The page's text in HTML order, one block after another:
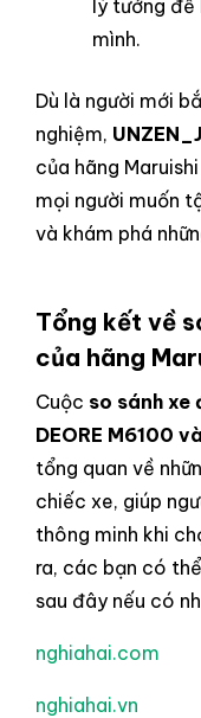
lý tưởng để
mình.
Dù là người mới
nghiệm,
của hãng
mọi người muốn
và khám phá
Tổng kết về
của hãng
Cuộc so sánh xe
DEORE M6100
tổng quan về
chiếc xe, giúp
thông minh khi
ra, các bạn có
sau đây nếu có
nghiahai.com
nghiahai.vn